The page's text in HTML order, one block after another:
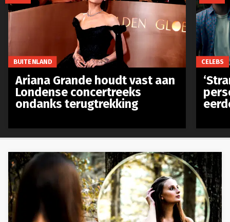
BUITENLAND
Ariana Grande houdt vast aan
Londense concertreeks
ondanks terugtrekking
CELEBS